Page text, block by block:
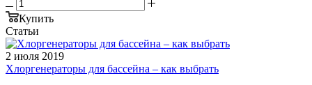
Купить
Статьи
2 июля 2019
Хлоргенераторы для бассейна – как выбрать